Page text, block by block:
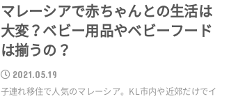
マレーシアで赤ちゃんとの生活は
大変？ベビー用品やベビーフード
は揃うの？
2021.05.19
子連れ移住で人気のマレーシア。KL市内や近郊だけでイ